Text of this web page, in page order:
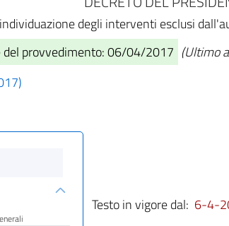
degli interventi esclusi
del provvedimento: 06/04/2017 (Ultimo
Testo in vigore dal: 6-4-